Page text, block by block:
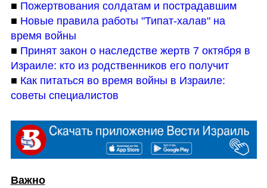
■ Пожертвования солдатам и пострадавшим
■ Новые правила работы "Типат-халав" на
время войны
■ Принят закон о наследстве жертв 7 октября в
Израиле: кто из родственников его получит
■ Как питаться во время войны в Израиле:
советы специалистов
Важно